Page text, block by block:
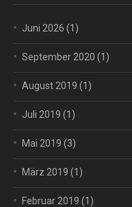
Juni 2026 (1)
September 2020 (1)
August 2019 (1)
Juli 2019 (1)
Mai 2019 (3)
März 2019 (1)
Februar 2019 (1)